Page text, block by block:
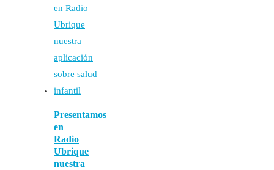
Presentamos
en
Radio
Ubrique
nuestra